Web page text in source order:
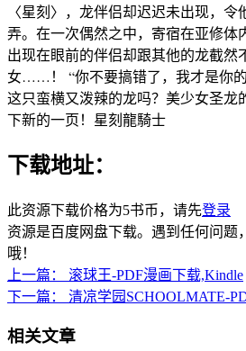
〈星刻〉，龙伴侣却迟迟未出现，
弄。在一次偶然之中，寄宿在亚修体
出现在眼前的伴侣却跟其他的龙截然
女……！ “你不要搞错了，我才是你
这只蛮横又泼辣的龙吗？美少女圣龙
下新的一页！ 星刻龍騎士
下载地址：
此资源下载价格为5书币，请先登录
资源是百度网盘下载。遇到任何问题
哦！
上一篇：
滚球王-PDF漫画下载,Kindle
下一篇：
清凉学园SCHOOLMATE-
相关文章